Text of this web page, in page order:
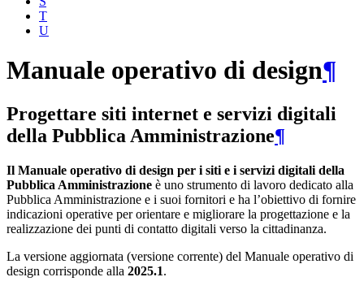
T
U
Manuale operativo di design¶
Progettare siti internet e servizi digitali
della Pubblica Amministrazione¶
Il Manuale operativo di design per i siti e i servizi digitali della
Pubblica Amministrazione è uno strumento di lavoro dedicato alla
Pubblica Amministrazione e i suoi fornitori e ha l’obiettivo di fornire
indicazioni operative per orientare e migliorare la progettazione e la
realizzazione dei punti di contatto digitali verso la cittadinanza.
La versione aggiornata (versione corrente) del Manuale operativo di
design corrisponde alla 2025.1.